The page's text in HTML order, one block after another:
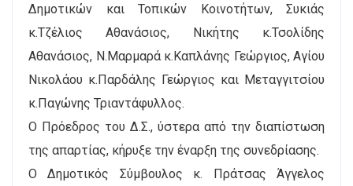
Δημοτικών και Τοπικών Κοινοτήτων, Συκιάς
κ.Τζέλιος Αθανάσιος, Νικήτης κ.Τσολίδης
Αθανάσιος, Ν.Μαρμαρά κ.Καπλάνης Γεώργιος, Αγίου
Νικολάου κ.Παρδάλης Γεώργιος και Μεταγγιτσίου
κ.Παγώνης Τριαντάφυλλος.
Ο Πρόεδρος του Δ.Σ., ύστερα από την διαπίστωση
της απαρτίας, κήρυξε την έναρξη της συνεδρίασης.
Ο Δημοτικός Σύμβουλος κ. Πράτσας Άγγελος